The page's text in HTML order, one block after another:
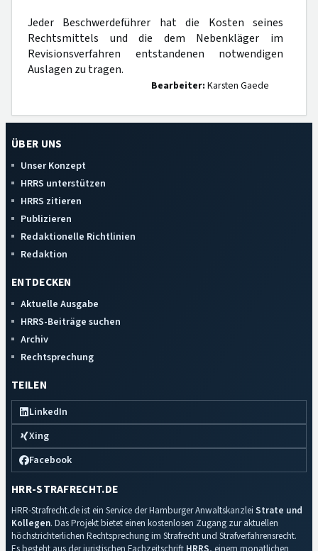
Jeder Beschwerdeführer hat die Kosten seines
Rechtsmittels und die dem Nebenkläger im
Revisionsverfahren entstandenen notwendigen
Auslagen zu tragen.
Bearbeiter: Karsten Gaede
ÜBER UNS
Unser Konzept
HRRS unterstützen
HRRS zitieren
Publizieren
Redaktionelle Richtlinien
Redaktion
ENTDECKEN
Aktuelle Ausgabe
HRRS-Beiträge suchen
Archiv
Rechtsprechung
TEILEN
LinkedIn
Xing
Facebook
HRR-STRAFRECHT.DE
HRR-Strafrecht.de ist ein Service der Hamburger Anwaltskanzlei Strate und
Kollegen. Das Projekt bietet einen kostenlosen Zugang zur aktuellen
höchstrichterlichen Rechtsprechung im Strafrecht und Strafverfahrensrecht.